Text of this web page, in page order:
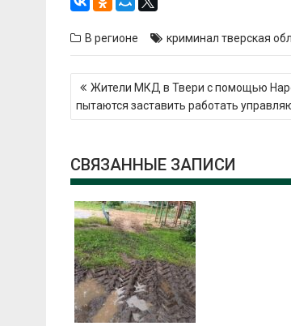
В регионе криминал тверская
Навигация
по
записям
Жители МКД в Твери с помощью
пытаются заставить работать
СВЯЗАННЫЕ ЗАПИСИ